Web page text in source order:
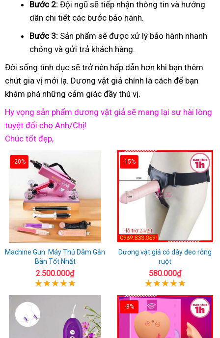
Bước 2: Đội ngũ sẽ tiếp nhận thông tin và hướng
dẫn chi tiết các bước bảo hành.
Bước 3: Sản phẩm sẽ được xử lý bảo hành nhanh
chóng và gửi trả khách hàng.
Đời sống tình dục sẽ trở nên hấp dẫn hơn khi bạn thêm
chút gia vị mới lạ. Dương vật giả chính là cách để bạn
khám phá những cảm giác đầy thú vị.
Hy vọng sản phẩm dương vật giả sẽ mang lại sự hài lòng
tuyệt đối cho Anh/Chị!
Chúc tốt đẹp,
-20%
Machine Gun: Máy Thủ Dâm Gắn
Bàn Tốt Nhất
2.500.000₫
-15%
Dương vật giả có dây đeo rỗng
ruột
580.000₫
-8%